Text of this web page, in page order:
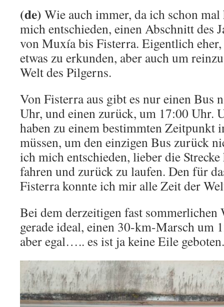
(de) Wie auch immer, da ich schon
mich entschieden, einen Abschnitt des
von Muxía bis Fisterra. Eigentlich
etwas zu erkunden, aber auch um
Welt des Pilgerns.
Von Fisterra aus gibt es nur einen Bus
Uhr, und einen zurück, um 17:00 Uhr.
haben zu einem bestimmten Zeitpunkt
müssen, um den einzigen Bus zurück
ich mich entschieden, lieber die
fahren und zurück zu laufen. Den für
Fisterra konnte ich mir alle Zeit der
Bei dem derzeitigen fast sommerlichen
gerade ideal, einen 30-km-Marsch um
aber egal….. es ist ja keine Eile geboten.